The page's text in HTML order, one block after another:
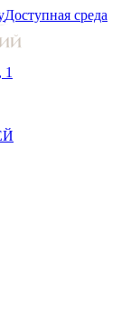
Доступная среда
1